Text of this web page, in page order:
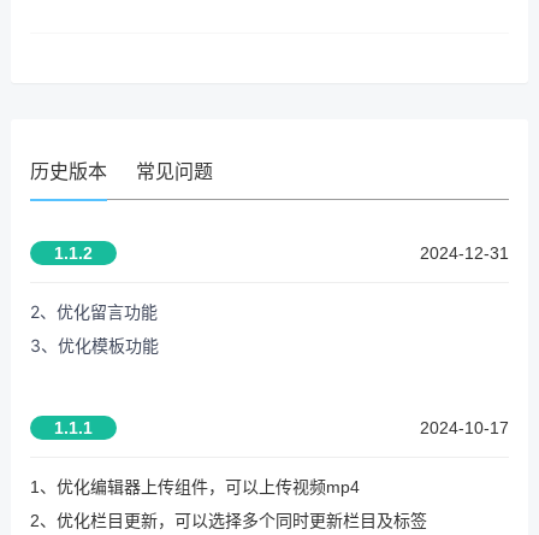
历史版本 常见问题
1.1.2 2024-12-31
2、优化留言功能
3、优化模板功能
1.1.1 2024-10-17
1、优化编辑器上传组件，可以上传视频mp4
2、优化栏目更新，可以选择多个同时更新栏目及标签